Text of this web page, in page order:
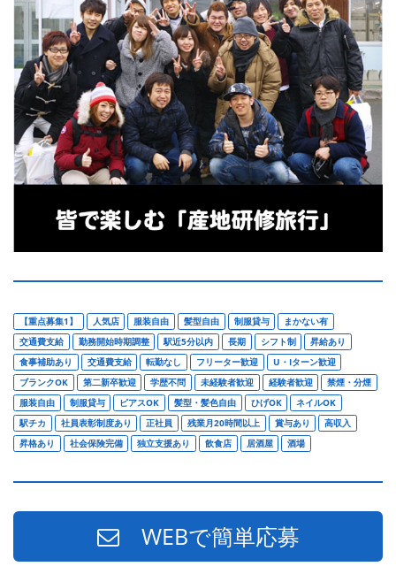
【重点募集1】 人気店 服装自由 髪型自由 制服貸与
まかない有
交通費支給
勤務開始時期調整 駅近5分以内 長期 シフト制
昇給あり
食事補助あり
交通費支給 転勤なし フリーター歓迎
U・Iターン歓迎
ブランクOK
第二新卒歓迎 学歴不問 未経験者歓迎 経験者歓迎
禁煙・分煙
服装自由
制服貸与 ピアスOK 髪型・髪色自由 ひげOK
ネイルOK
駅チカ
社員表彰制度あり 正社員 残業月20時間以上 賞与あり
高収入
昇格あり
社会保険完備 独立支援あり 飲食店 居酒屋 酒場
WEBで簡単応募